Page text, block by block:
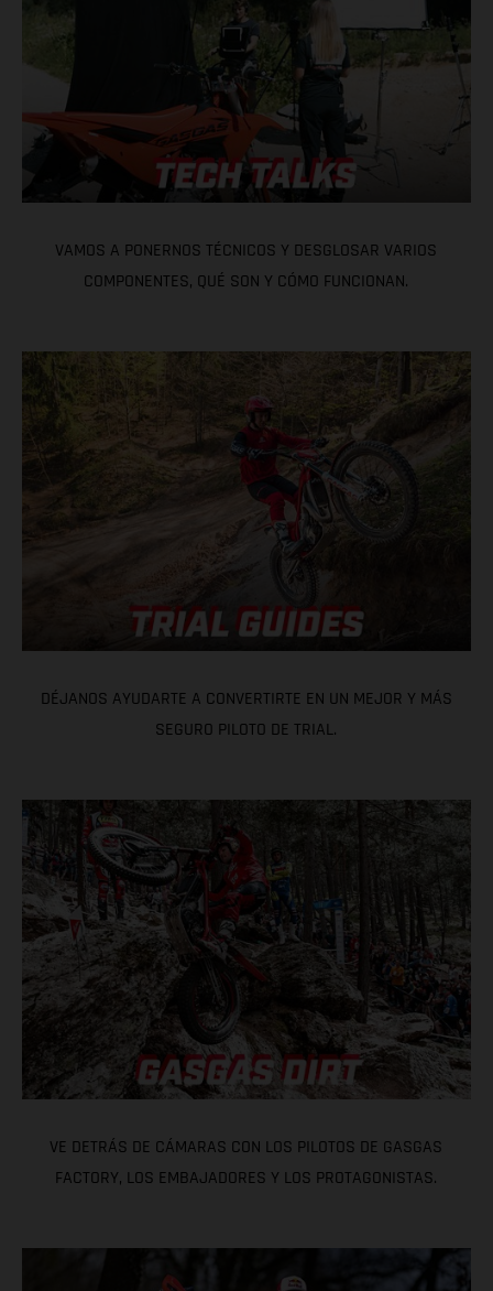
VAMOS A PONERNOS TÉCNICOS Y DESGLOSAR VARIOS
COMPONENTES, QUÉ SON Y CÓMO FUNCIONAN.
DÉJANOS AYUDARTE A CONVERTIRTE EN UN MEJOR Y MÁS
SEGURO PILOTO DE TRIAL.
VE DETRÁS DE CÁMARAS CON LOS PILOTOS DE GASGAS
FACTORY, LOS EMBAJADORES Y LOS PROTAGONISTAS.